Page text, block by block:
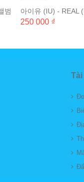
범
아이유 (IU) - REAL
3집)
250 000 ₫